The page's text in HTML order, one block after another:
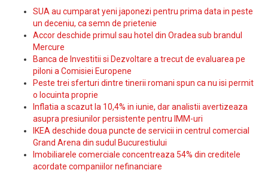
SUA au cumparat yeni japonezi pentru prima data in peste
un deceniu, ca semn de prietenie
Accor deschide primul sau hotel din Oradea sub brandul
Mercure
Banca de Investitii si Dezvoltare a trecut de evaluarea pe
piloni a Comisiei Europene
Peste trei sferturi dintre tinerii romani spun ca nu isi permit
o locuinta proprie
Inflatia a scazut la 10,4% in iunie, dar analistii avertizeaza
asupra presiunilor persistente pentru IMM-uri
IKEA deschide doua puncte de servicii in centrul comercial
Grand Arena din sudul Bucurestiului
Imobiliarele comerciale concentreaza 54% din creditele
acordate companiilor nefinanciare